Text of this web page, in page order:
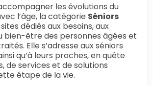
les évolutions du
l’âge, la catégorie Séniors
dédiés aux besoins, aux
bien-être des personnes âgées et
Elle s’adresse aux séniors
qu’à leurs proches, en quête
de services et de solutions
étape de la vie.